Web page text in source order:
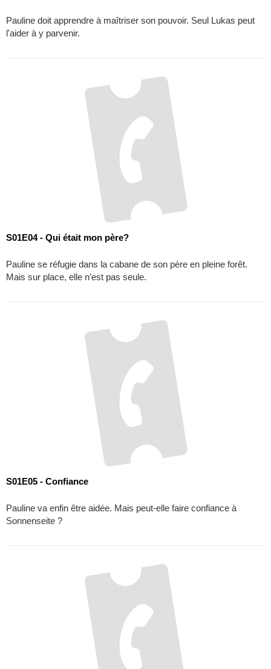
Pauline doit apprendre à maîtriser son pouvoir. Seul Lukas peut
l'aider à y parvenir.
S01E04 - Qui était mon père?
Pauline se réfugie dans la cabane de son père en pleine forêt.
Mais sur place, elle n’est pas seule.
S01E05 - Confiance
Pauline va enfin être aidée. Mais peut-elle faire confiance à
Sonnenseite ?